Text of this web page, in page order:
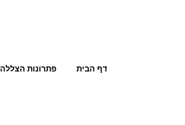
דף הבית פתרונות הצללה